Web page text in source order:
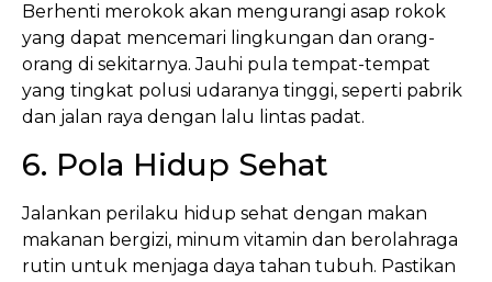
Berhenti merokok akan mengurangi asap rokok
yang dapat mencemari lingkungan dan orang-
orang di sekitarnya. Jauhi pula tempat-tempat
yang tingkat polusi udaranya tinggi, seperti pabrik
dan jalan raya dengan lalu lintas padat.
6. Pola Hidup Sehat
Jalankan perilaku hidup sehat dengan makan
makanan bergizi, minum vitamin dan berolahraga
rutin untuk menjaga daya tahan tubuh. Pastikan